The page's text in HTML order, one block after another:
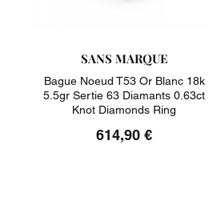
SANS MARQUE
Bague Noeud T53 Or Blanc 18k
5.5gr Sertie 63 Diamants 0.63ct
Knot Diamonds Ring
614,90 €